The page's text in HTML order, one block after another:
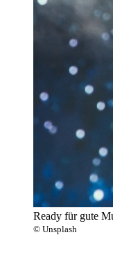
Ready für gute
© Unsplash